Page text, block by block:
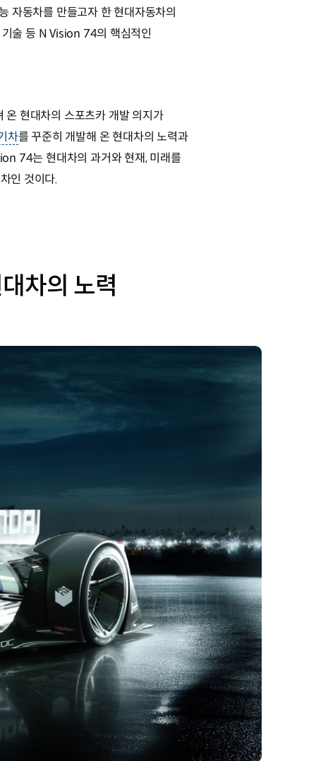
자동차를 만들고자 한 현대자동차의
술 등 N Vision 74의 핵심적인
현대차의 스포츠카 개발 의지가
차를 꾸준히 개발해 온 현대차의 노력과
74는 현대차의 과거와 현재, 미래를
인 것이다.
차의 노력